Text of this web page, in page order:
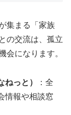
集まる「家族
の交流は、孤立
会になります。
っと）
：全
情報や相談窓